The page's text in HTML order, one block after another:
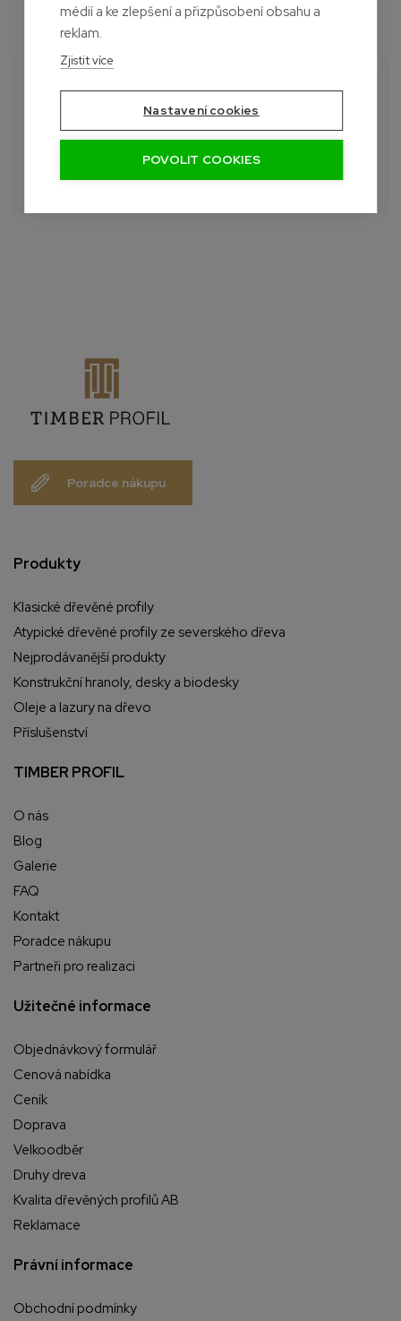
Potřebujete poradit?
+420 601 390 004
Poradce nákupu
Produkty
Klasické dřevěné profily
Atypické dřevěné profily ze severského dřeva
Nejprodávanější produkty
Konstrukční hranoly, desky a biodesky
Oleje a lazury na dřevo
Příslušenství
TIMBER PROFIL
O nás
Blog
Galerie
FAQ
Kontakt
Poradce nákupu
Partneři pro realizaci
Užitečné informace
Objednávkový formulář
Cenová nabídka
Ceník
Doprava
Velkoodběr
Druhy dreva
Kvalita dřevěných profilů AB
Reklamace
Právní informace
Obchodní podmínky
médií a ke zlepšení a přizpůsobení obsahu a
reklam.
Zjistit více
Nastavení cookies
POVOLIT COOKIES